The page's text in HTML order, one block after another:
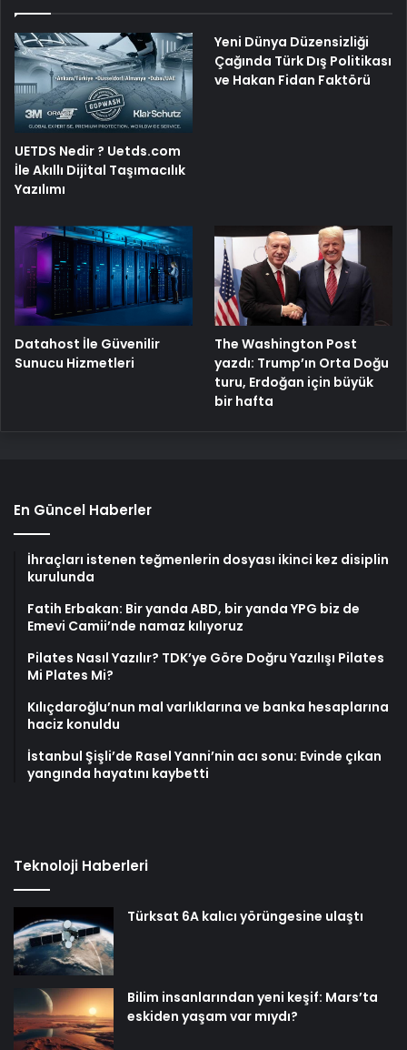
UETDS Nedir ? Uetds.com
İle Akıllı Dijital Taşımacılık
Yazılımı
Yeni Dünya Düzensizliği
Çağında Türk Dış Politikası
ve Hakan Fidan Faktörü
Datahost İle Güvenilir
Sunucu Hizmetleri
The Washington Post
yazdı: Trump’ın Orta Doğu
turu, Erdoğan için büyük
bir hafta
En Güncel Haberler
İhraçları istenen teğmenlerin dosyası ikinci kez disiplin
kurulunda
Fatih Erbakan: Bir yanda ABD, bir yanda YPG biz de
Emevi Camii’nde namaz kılıyoruz
Pilates Nasıl Yazılır? TDK’ye Göre Doğru Yazılışı Pilates
Mi Plates Mi?
Kılıçdaroğlu’nun mal varlıklarına ve banka hesaplarına
haciz konuldu
İstanbul Şişli’de Rasel Yanni’nin acı sonu: Evinde çıkan
yangında hayatını kaybetti
Teknoloji Haberleri
Türksat 6A kalıcı yörüngesine ulaştı
Bilim insanlarından yeni keşif: Mars’ta
eskiden yaşam var mıydı?